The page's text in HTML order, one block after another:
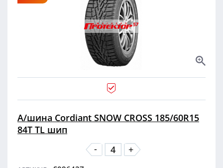
А/шина Cordiant SNOW CROSS 185/60R15
84T TL шип
-
+